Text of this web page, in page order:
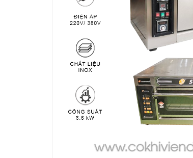
MÁY ĐÓNG GÓI THỰC PHẨM
THIẾT BỊ BẾP CÔNG NGHIỆP